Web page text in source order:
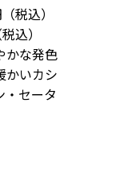
税込）
込）
かな発色
かいカシ
・セータ